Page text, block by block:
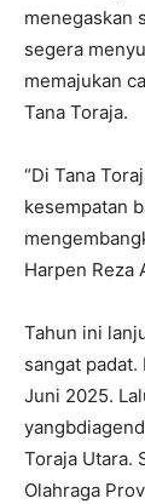
menegaskan
segera
memajukan
Tana Toraja.
“Di Tana
kesempatan
Harpen Reza
Tahun ini
sangat padat.
Juni 2025.
Toraja Utara.
Olahraga